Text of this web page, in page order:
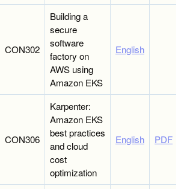
CON302
Building a
secure
software
factory on
AWS using
Amazon EKS
English
CON306
Karpenter:
Amazon EKS
best practices
and cloud
cost
optimization
English PDF